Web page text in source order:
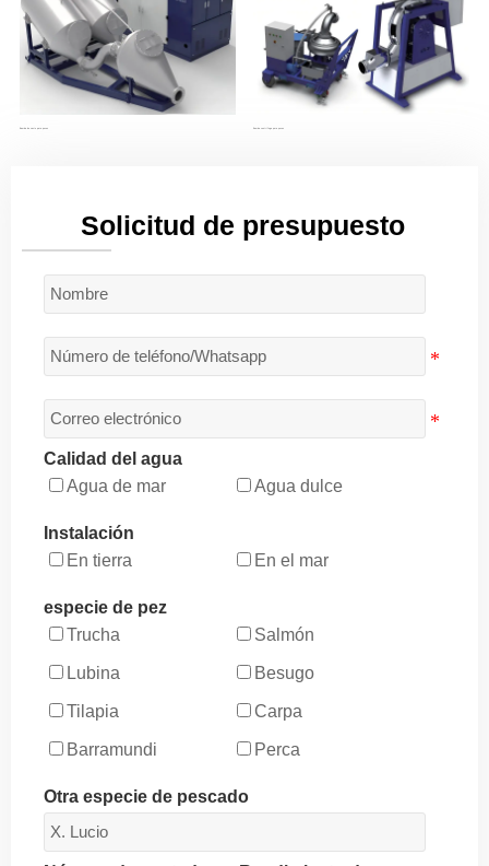
Bomba de vacío para peces Bomba centrífuga para peces
Solicitud de presupuesto
Calidad del agua
Agua de mar
Agua dulce
Instalación
En tierra
En el mar
especie de pez
Trucha
Salmón
Lubina Besugo
Tilapia Carpa
Barramundi Perca
Otra especie de pescado